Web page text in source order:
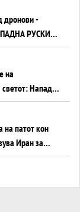
дронови -
РУСКИОТ
на
Нападот
енергетски
на патот кон
Иран за